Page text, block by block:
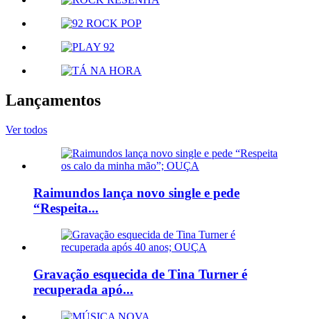
Lançamentos
Ver todos
Raimundos lança novo single e pede
“Respeita...
Gravação esquecida de Tina Turner é
recuperada apó...